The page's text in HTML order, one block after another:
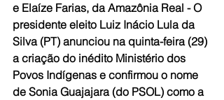
e Elaíze Farias, da Amazônia Real - O
presidente eleito Luiz Inácio Lula da
Silva (PT) anunciou na quinta-feira (29)
a criação do inédito Ministério dos
Povos Indígenas e confirmou o nome
de Sonia Guajajara (do PSOL) como a